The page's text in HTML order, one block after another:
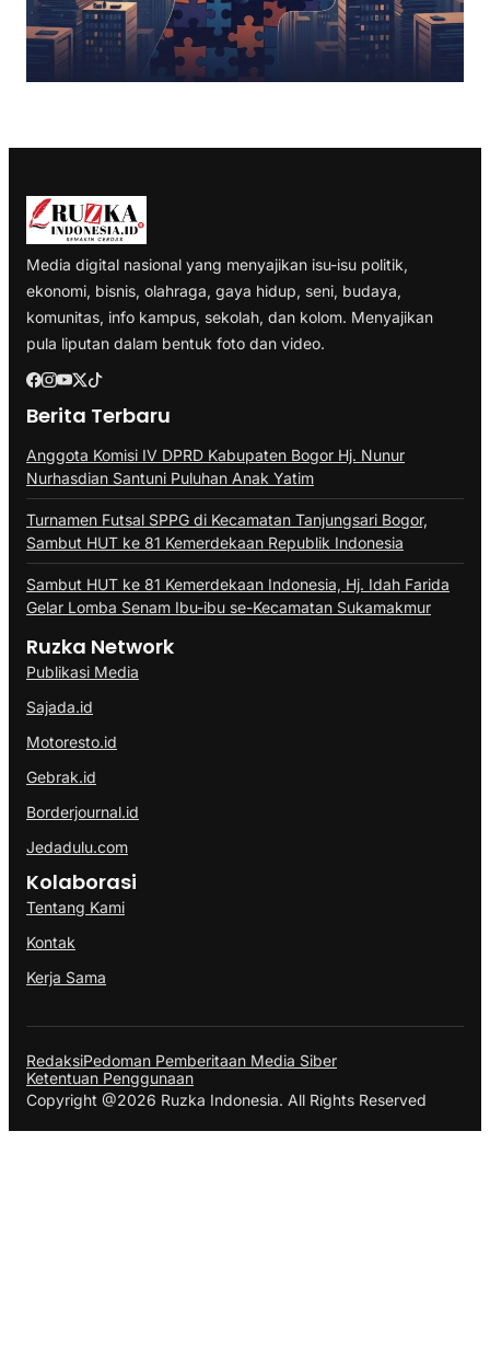
Media digital nasional yang menyajikan isu-isu politik,
ekonomi, bisnis, olahraga, gaya hidup, seni, budaya,
komunitas, info kampus, sekolah, dan kolom. Menyajikan
pula liputan dalam bentuk foto dan video.
Berita Terbaru
Anggota Komisi IV DPRD Kabupaten Bogor Hj. Nunur
Nurhasdian Santuni Puluhan Anak Yatim
Turnamen Futsal SPPG di Kecamatan Tanjungsari Bogor,
Sambut HUT ke 81 Kemerdekaan Republik Indonesia
Sambut HUT ke 81 Kemerdekaan Indonesia, Hj. Idah Farida
Gelar Lomba Senam Ibu-ibu se-Kecamatan Sukamakmur
Ruzka Network
Publikasi Media
Sajada.id
Motoresto.id
Gebrak.id
Borderjournal.id
Jedadulu.com
Kolaborasi
Tentang Kami
Kontak
Kerja Sama
RedaksiPedoman Pemberitaan Media Siber
Ketentuan Penggunaan
Copyright @2026 Ruzka Indonesia. All Rights Reserved